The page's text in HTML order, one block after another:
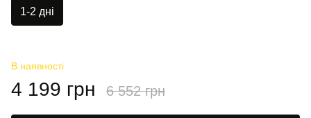
1-2 дні
В наявності
4 199 грн 6 552 грн